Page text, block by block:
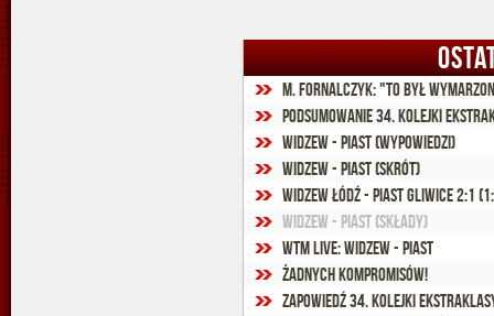
M. Fornalczyk: "To był
Podsumowanie 34. kolejki
Widzew - Piast (wypowiedzi)
Widzew - Piast (skrót)
Widzew Łódź - Piast Gliwice 2:1
Widzew - Piast (składy)
WTM Live: Widzew - Piast
Żadnych kompromisów!
Zapowiedź 34. kolejki